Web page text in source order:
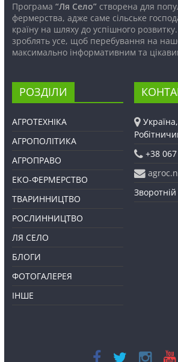
Програма “Ля Село”створена для
фермерства, адже саме сільське
країну на шляху до успішного
зроблять усе, щоб перебування на
максимально інформативним та
РОЗДІЛИ
АГРОТЕХНІКА
АГРОПОЛІТИКА
АГРОПРАВО
ЕКО-ФЕРМЕРСТВО
ТВАРИННИЦТВО
РОСЛИННИЦТВО
ЛЯ СЕЛО
БЛОГИ
ФОТОГАЛЕРЕЯ
ІНШЕ
+38
Зворотній